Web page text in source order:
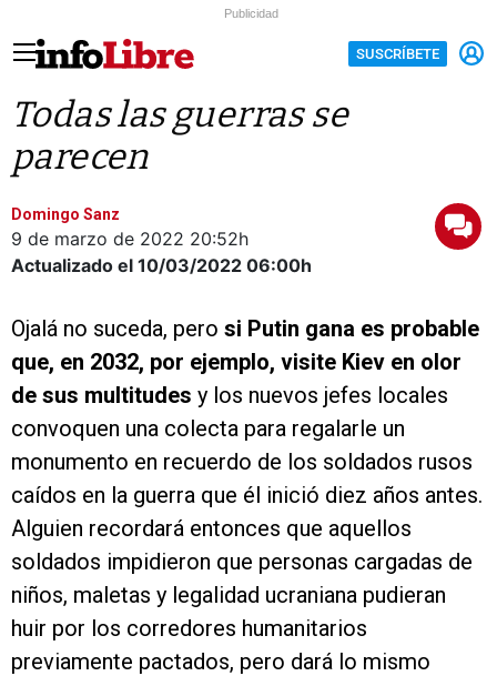
Publicidad
SUSCRÍBETE
Todas las guerras se
parecen
Domingo Sanz
9 de marzo de 2022 20:52h
Actualizado el 10/03/2022 06:00h
Ojalá no suceda, pero si Putin gana es probable
que, en 2032, por ejemplo, visite Kiev en olor
de sus multitudes y los nuevos jefes locales
convoquen una colecta para regalarle un
monumento en recuerdo de los soldados rusos
caídos en la guerra que él inició diez años antes.
Alguien recordará entonces que aquellos
soldados impidieron que personas cargadas de
niños, maletas y legalidad ucraniana pudieran
huir por los corredores humanitarios
previamente pactados, pero dará lo mismo